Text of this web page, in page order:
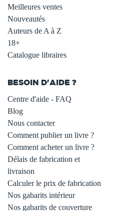
Meilleures ventes
Nouveautés
Auteurs de A à Z
18+
Catalogue libraires
BESOIN D'AIDE ?
Centre d'aide - FAQ
Blog
Nous contacter
Comment publier un livre ?
Comment acheter un livre ?
Délais de fabrication et
livraison
Calculer le prix de fabrication
Nos gabarits intérieur
Nos gabarits de couverture